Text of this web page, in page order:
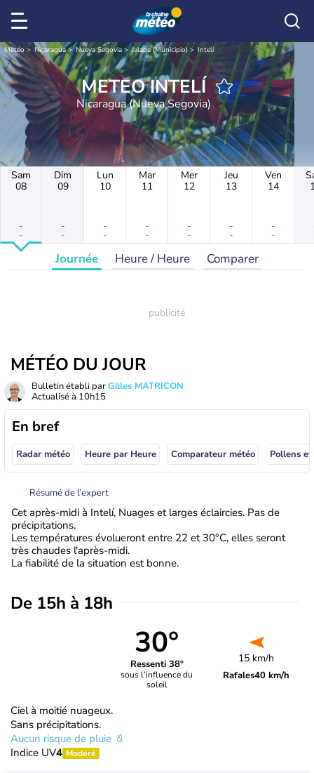
Météo Nicaragua Nueva Segovia Jalapa (Municipio) Intelí
METEO INTELÍ
Nicaragua (Nueva Segovia)
Sam
08
-
-
Dim
09
-
-
Lun
10
-
-
Mar
11
-
-
Mer
12
-
-
Jeu
13
-
-
Ven
14
-
-
Journée Heure / Heure Comparer
MÉTÉO DU JOUR
Bulletin établi parGilles MATRICON
Actualisé à 10h15
En bref
Radar météo Heure par Heure Comparateur météo Pollens
Résumé de l’expert
Cet après-midi à Intelí, Nuages et larges éclaircies. Pas de
précipitations.
Les températures évolueront entre 22 et 30°C, elles seront
très chaudes l'après-midi.
La fiabilité de la situation est bonne.
De 15h à 18h
30°
Ressenti 38°
sous l’influence du
soleil
15 km/h
Rafales40 km/h
Ciel à moitié nuageux.
Sans précipitations.
Aucun risque de pluie
Indice UV4 Modéré